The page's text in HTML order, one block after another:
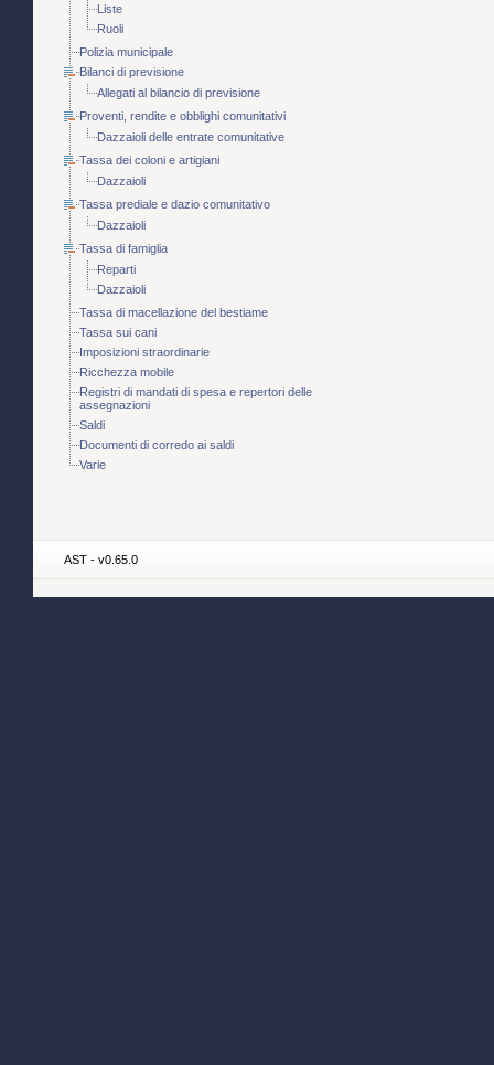
Liste
Ruoli
Polizia municipale
Bilanci di previsione
Allegati al bilancio di previsione
Proventi, rendite e obblighi comunitativi
Dazzaioli delle entrate comunitative
Tassa dei coloni e artigiani
Dazzaioli
Tassa prediale e dazio comunitativo
Dazzaioli
Tassa di famiglia
Reparti
Dazzaioli
Tassa di macellazione del bestiame
Tassa sui cani
Imposizioni straordinarie
Ricchezza mobile
Registri di mandati di spesa e repertori delle
assegnazioni
Saldi
Documenti di corredo ai saldi
Varie
AST - v0.65.0